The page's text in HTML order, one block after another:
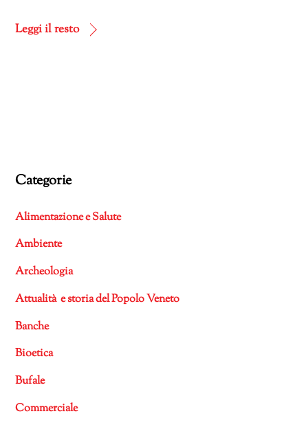
corso…
Leggi il resto
Categorie
Alimentazione e Salute
Ambiente
Archeologia
Attualità e storia del Popolo Veneto
Banche
Bioetica
Bufale
Commerciale